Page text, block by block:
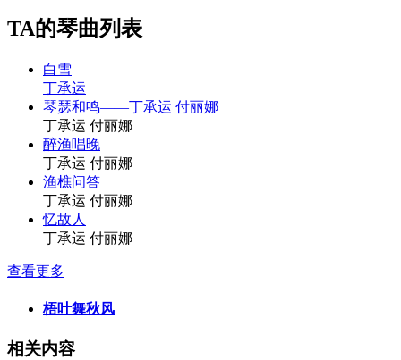
TA的琴曲列表
白雪
丁承运
琴瑟和鸣——丁承运 付丽娜
丁承运 付丽娜
醉渔唱晚
丁承运 付丽娜
渔樵问答
丁承运 付丽娜
忆故人
丁承运 付丽娜
查看更多
梧叶舞秋风
相关内容